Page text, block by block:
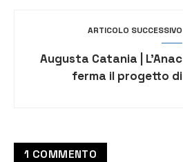
ARTICOLO SUCCESSIVO
Augusta Catania | L’Anac
ferma il progetto di
1 COMMENTO